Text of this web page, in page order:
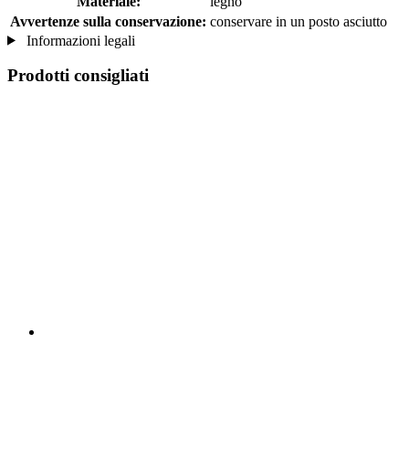
Avvertenze sulla conservazione: conservare in un posto asciutto
Informazioni legali
Prodotti consigliati